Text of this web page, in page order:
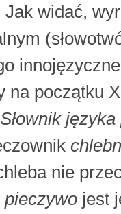
Jak widać,
na początku
Słownik
nie
jest